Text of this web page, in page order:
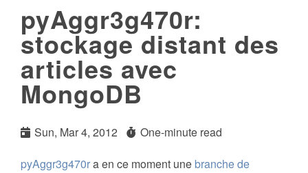
pyAggr3g470r:
stockage distant des
articles avec
MongoDB
Sun, Mar 4, 2012
One-minute read
pyAggr3g470ra en ce moment une branche de